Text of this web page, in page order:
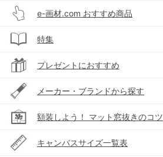
e-画材.com おすすめ商品
特集
プレゼントにおすすめ
メーカー・ブランドから探す
額装しよう！ マット窓抜きのコツ
キャンバスサイズ一覧表